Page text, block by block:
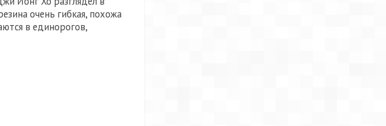
очень гибкая, похожа
в единорогов,